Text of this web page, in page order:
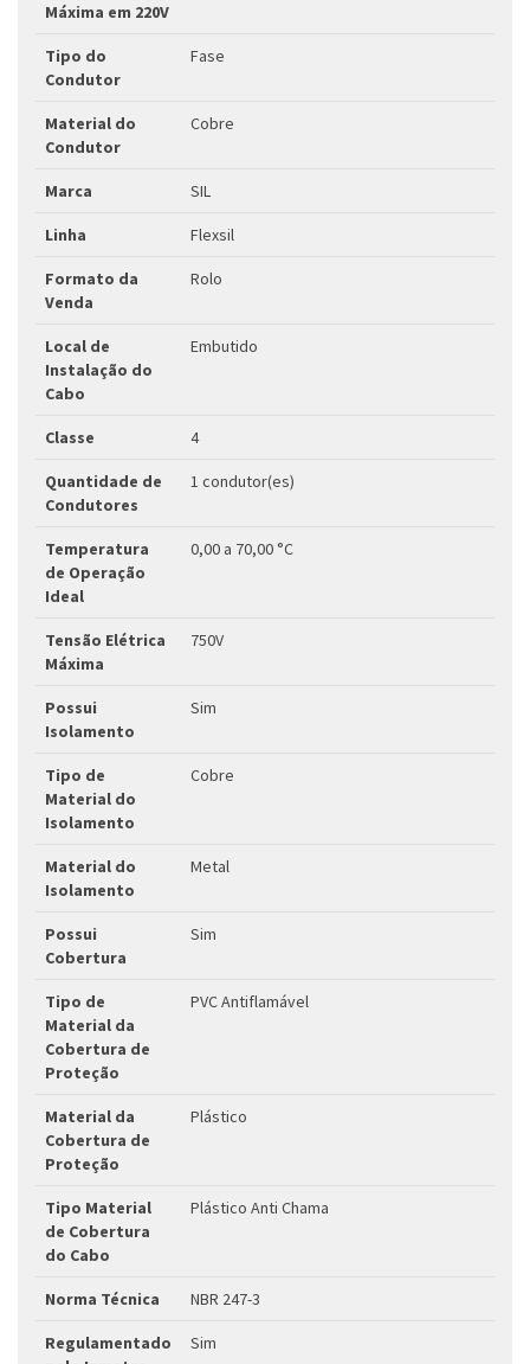
Máxima em 220V
Tipo do
Condutor
Fase
Material do
Condutor
Cobre
Marca SIL
Linha Flexsil
Formato da
Venda
Rolo
Local de
Instalação do
Cabo
Embutido
Classe 4
Quantidade de
Condutores
1 condutor(es)
Temperatura
de Operação
Ideal
0,00 a 70,00 °C
Tensão Elétrica
Máxima
750V
Possui
Isolamento
Sim
Tipo de
Material do
Isolamento
Cobre
Material do
Isolamento
Metal
Possui
Cobertura
Sim
Tipo de
Material da
Cobertura de
Proteção
PVC Antiflamável
Material da
Cobertura de
Proteção
Plástico
Tipo Material
de Cobertura
do Cabo
Plástico Anti Chama
Norma Técnica NBR 247-3
Regulamentado
Sim